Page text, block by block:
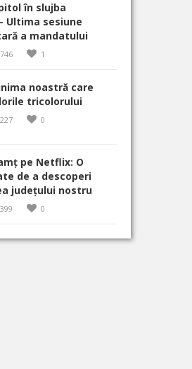
în slujba
Ultima sesiune
a mandatului
1
noastră care
tricolorului
0
pe Netflix: O
de a descoperi
județului nostru
0